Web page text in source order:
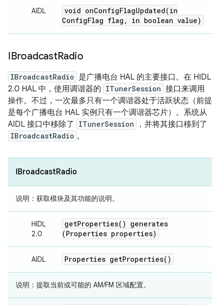
AIDL void onConfigFlagUpdated(in
ConfigFlag flag , in boolean value)
IBroadcastRadio
IBroadcastRadio 是广播电台 HAL 的主要接口。在 HIDL
2.0 HAL 中，使用调谐器的 ITunerSession 接口来调用
操作。不过，一次最多只有一个调谐器处于活跃状态（前提
是每个广播电台 HAL 实例只有一个调谐器芯片）。系统从
AIDL 接口中移除了
ITunerSession ，并将其接口移到了
IBroadcastRadio 。
IBroadcastRadio
说明： 获取模块及其功能的说明。
HIDL
2.0
getProperties( ) generates
(Properties properties)
AIDL Properties getProperties( )
说明： 提取当前或可能的 AM/FM 区域配置。